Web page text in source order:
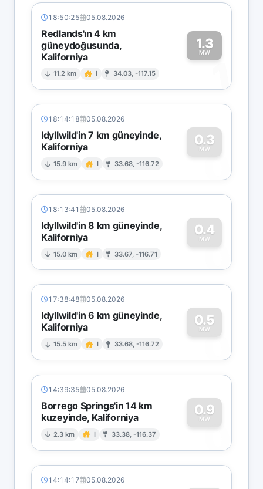
18:50:25 05.08.2026
Redlands'ın 4 km
güneydoğusunda,
Kaliforniya
11.2 km I 34.03, -117.15
1.3
MW
1
18:14:18 05.08.2026
Idyllwild'in 7 km güneyinde,
Kaliforniya
15.9 km I 33.68, -116.72
0.3
MW
0
18:13:41 05.08.2026
Idyllwild'in 8 km güneyinde,
Kaliforniya
15.0 km I 33.67, -116.71
0.4
MW
0
17:38:48 05.08.2026
Idyllwild'in 6 km güneyinde,
Kaliforniya
15.5 km I 33.68, -116.72
0.5
MW
0
14:39:35 05.08.2026
Borrego Springs'in 14 km
kuzeyinde, Kaliforniya
2.3 km I 33.38, -116.37
0.9
MW
0
14:14:17 05.08.2026